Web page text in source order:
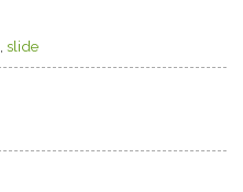
,slide